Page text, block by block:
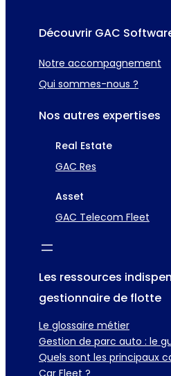
Découvrir GAC
Notre accompagnement
Qui sommes-nous ?
Nos autres expertises
Real Estate
GAC Res
Asset
GAC Telecom Fleet
Les ressources
gestionnaire de flotte
Le glossaire métier
Gestion de parc auto : le
Quels sont les principaux